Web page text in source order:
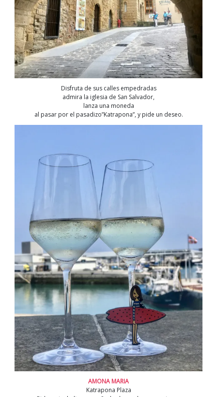
Disfruta de sus calles empedradas
admira la iglesia de San Salvador,
lanza una moneda
al pasar por el pasadizo”Katrapona”, y pide un deseo.
AMONA MARIA
Katrapona Plaza